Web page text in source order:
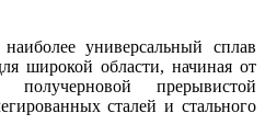
универсальный сплав
широкой области, начиная от
прерывистой
сталей и стального